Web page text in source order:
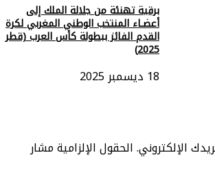
برقية تهنئة من جلالة الملك إلى
أعضـاء المنتخب الوطني المغربي لكرة
القدم الفائز ببطولة كأس العرب (قطر
2025)
18 ديسمبر 2025
الإلكتروني.الحقول الإلزامية مشار